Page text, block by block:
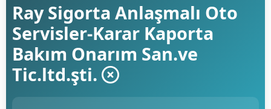
Ray Sigorta Anlaşmalı Oto
Servisler-Karar Kaporta
Bakım Onarım San.ve
Tic.ltd.şti.